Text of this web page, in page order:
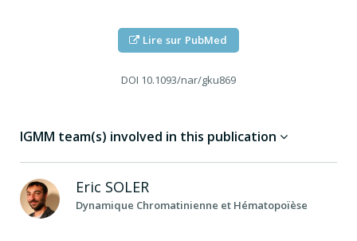
Lire sur PubMed
DOI 10.1093/nar/gku869
IGMM team(s) involved in this publication
Eric SOLER
Dynamique Chromatinienne et Hématopoïèse